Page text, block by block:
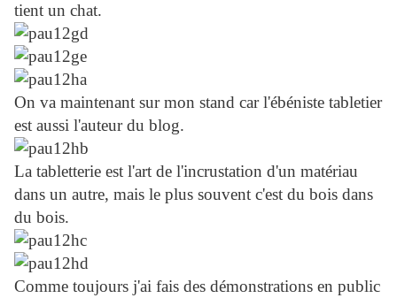
tient un chat.
On va maintenant sur mon stand car l'ébéniste tabletier
est aussi l'auteur du blog.
La tabletterie est l'art de l'incrustation d'un matériau
dans un autre, mais le plus souvent c'est du bois dans
du bois.
Comme toujours j'ai fais des démonstrations en public